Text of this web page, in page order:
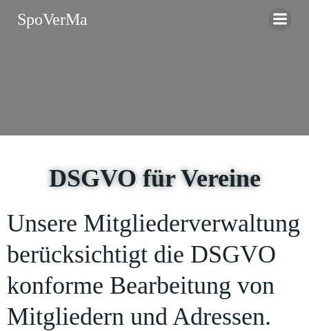
SpoVerMa
DSGVO für Vereine
Unsere Mitgliederverwaltung
berücksichtigt die DSGVO
konforme Bearbeitung von
Mitgliedern und Adressen.